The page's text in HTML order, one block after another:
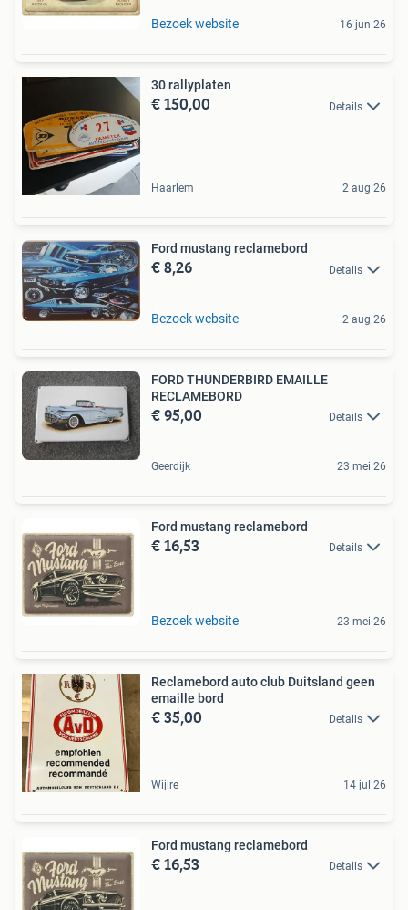
Bezoek website 16 jun 26
30 rallyplaten
€ 150,00 Details
Haarlem 2 aug 26
Ford mustang reclamebord
€ 8,26 Details
Bezoek website 2 aug 26
FORD THUNDERBIRD EMAILLE
RECLAMEBORD
€ 95,00 Details
Geerdijk 23 mei 26
Ford mustang reclamebord
€ 16,53 Details
Bezoek website 23 mei 26
Reclamebord auto club Duitsland geen
emaille bord
€ 35,00 Details
Wijlre 14 jul 26
Ford mustang reclamebord
€ 16,53 Details